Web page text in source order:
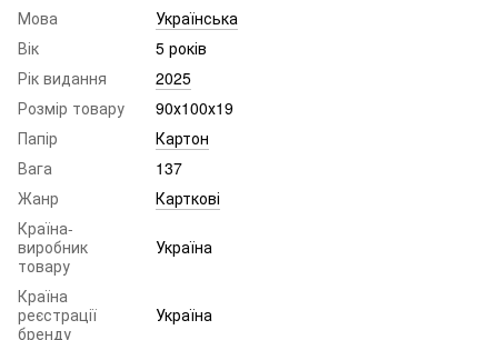
Мова
Українська
Вік
5 років
Рік видання
2025
Розмір товару
90х100х19
Папір
Картон
Вага
137
Жанр
Карткові
Країна-
виробник
товару
Україна
Країна
реєстрації
бренду
Україна